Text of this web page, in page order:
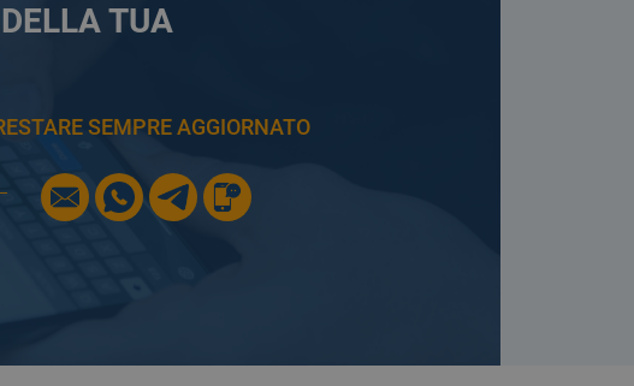
TUA
SEMPRE AGGIORNATO